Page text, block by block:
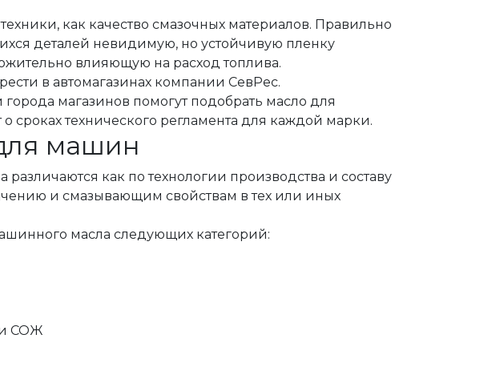
как качество смазочных материалов. Правильно
деталей невидимую, но устойчивую пленку
влияющую на расход топлива.
в автомагазинах компании СевРес.
магазинов помогут подобрать масло для
технического регламента для каждой марки.
машин
как по технологии производства и составу
и смазывающим свойствам в тех или иных
масла следующих категорий:
и СОЖ